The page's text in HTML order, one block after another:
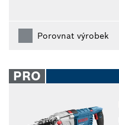
Porovnat výrobek
PRO